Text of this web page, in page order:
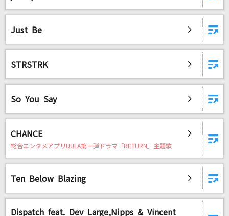
Just Be
STRSTRK
So You Say
CHANCE
総合エンタメアプリUULA第一弾ドラマ「RETURN」主題歌
Ten Below Blazing
Dispatch feat. Dev Large,Nipps & Vincent